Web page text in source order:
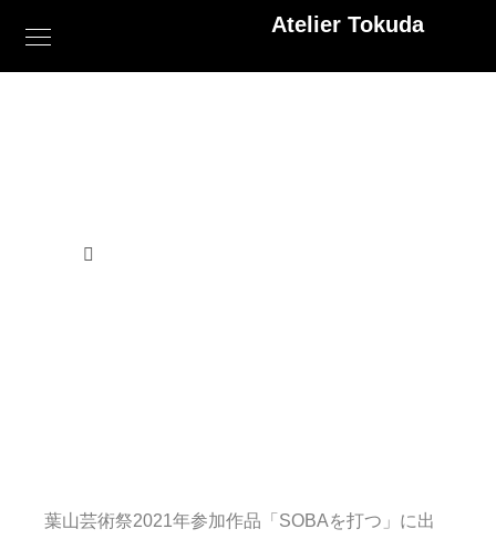
Atelier Tokuda
葉山芸術祭2021年参加作品「SOBAを打つ」に出